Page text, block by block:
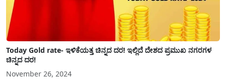
Today Gold rate- ಇಳಿಕೆಯತ್ತ ಚಿನ್ನದ ದರ! ಇಲ್ಲಿದೆ ದೇಶದ ಪ್ರಮುಖ ನಗರಗಳ
ಚಿನ್ನದ ದರ!
November 26, 2024